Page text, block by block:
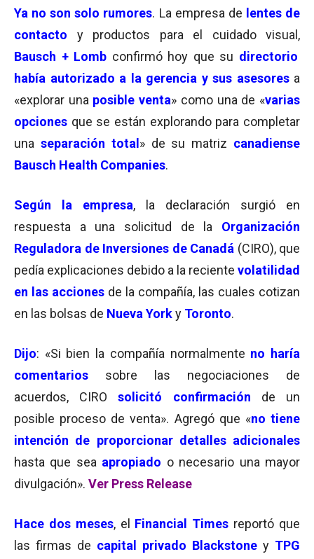
Ya no son solo rumores. La empresa de lentes de
contacto y productos para el cuidado visual,
Bausch + Lomb confirmó hoy que su directorio
había autorizado a la gerencia y sus asesoresa
«explorar una posible venta» como una de «varias
opciones que se están explorando para completar
una separación total » de su matriz canadiense
Bausch Health Companies.
Según la empresa, la declaración surgió en
respuesta a una solicitud de la Organización
Reguladora de Inversiones de Canadá (CIRO), que
pedía explicaciones debido a la reciente volatilidad
en las acciones de la compañía, las cuales cotizan
en las bolsas de Nueva Yorky Toronto.
Dijo: «Si bien la compañía normalmente no haría
comentarios
sobre las negociaciones de
acuerdos, CIROsolicitó confirmación de un
posible proceso de venta». Agregó que «no tiene
intención de proporcionar detalles adicionales
hasta que sea apropiado o necesario una mayor
divulgación». Ver Press Release
Hace dos meses, el Financial Times reportó que
las firmas de capital privado Blackstone y TPG